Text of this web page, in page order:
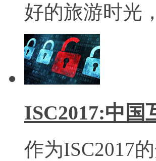
好的旅游时光
ISC2017:中国
作为ISC2017